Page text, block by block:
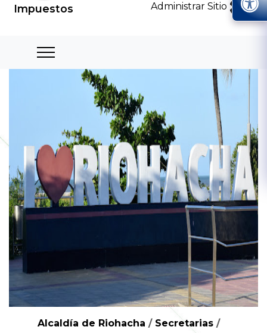
Administrar Sitio
Alcaldía de Riohacha / Secretarias /
Impuestos